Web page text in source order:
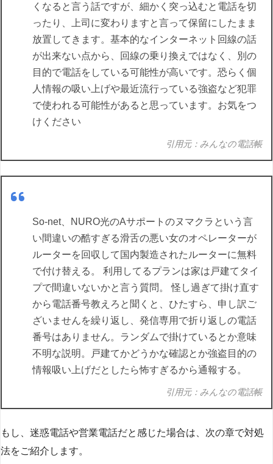
くなると言う話ですが、細かく突っ込むと電話を切
ったり、上司に変わりますと言って保留にしたまま
放置してきます。基本的なインターネット回線の話
が出来ない点から、回線の乗り換えではなく、別の
目的で電話をしている可能性が高いです。恐らく個
人情報の吸い上げや最近流行っている強盗など犯罪
で使われる可能性があると思っています。お気をつ
けください
引用元：みんなの電話帳
So-net、NURO光のAサポートのヌマクラという言
い間違いの酷すぎる滑舌の悪い女のオペレーターが
ルーターを回収して国内製造されたルーターに無料
で付け替える。 利用してるプランは家は戸建てタイ
プで間違いないかと言う質問。 怪し過ぎて掛け直す
から電話番号教えろと聞くと、ひたすら、申し訳ご
ざいませんを繰り返し、発信専用で折り返しの電話
番号はありません。ランダムで掛けているとか意味
不明な説明。戸建てかどうかな確認とか強盗目的の
情報吸い上げだとしたら怖すぎるから通報する。
引用元：みんなの電話帳
もし、迷惑電話や営業電話だと感じた場合は、次の章で対処
法をご紹介します。